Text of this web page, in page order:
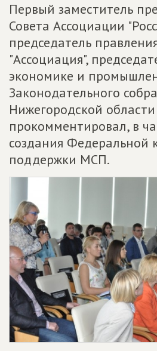
Первый заместитель
Совета Ассоциации
председатель
"Ассоциация",
экономике и
Законодательного
Нижегородской
прокомментировал, в
создания Федеральной
поддержки МСП.